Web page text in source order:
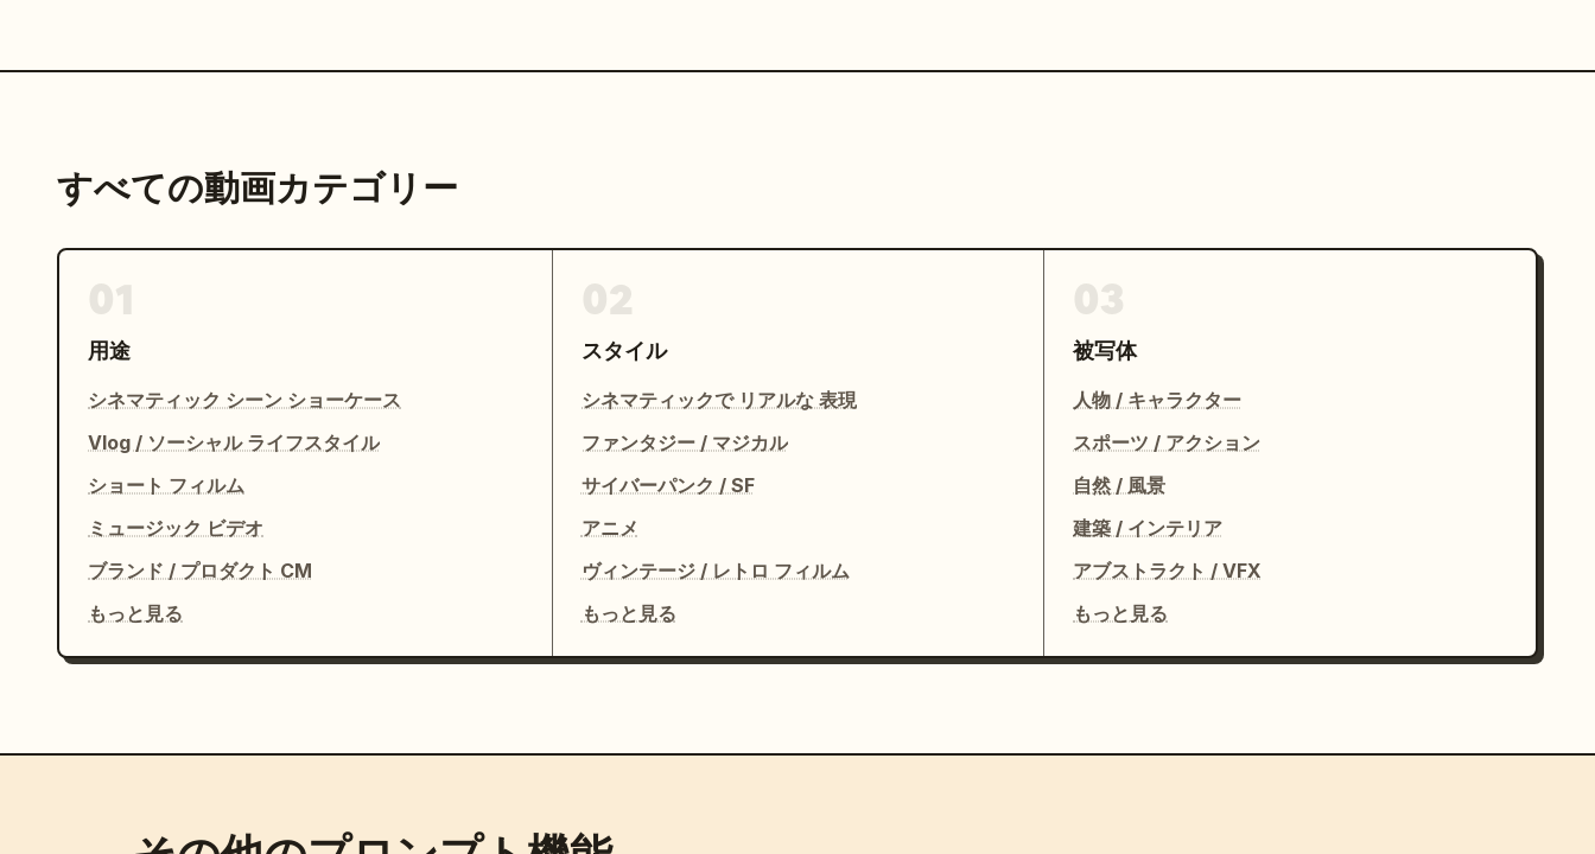
すべての動画カテゴリー
用途
シネマティック シーン ショーケース
Vlog / ソーシャル ライフスタイル
ショート フィルム
ミュージック ビデオ
ブランド / プロダクト CM
もっと見る
スタイル
シネマティックで リアルな 表現
ファンタジー / マジカル
サイバーパンク / SF
アニメ
ヴィンテージ / レトロ フィルム
もっと見る
被写体
人物 / キャラクター
スポーツ / アクション
自然 / 風景
建築 / インテリア
アブストラクト / VFX
もっと見る